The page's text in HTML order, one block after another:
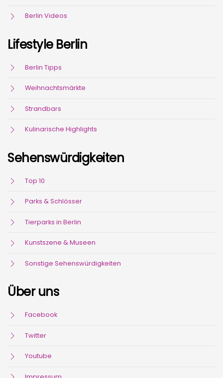
Berlin Videos
Lifestyle Berlin
Berlin Tipps
Weihnachtsmärkte
Strandbars
Kulinarische Highlights
Sehenswürdigkeiten
Top 10
Parks & Schlösser
Tierparks in Berlin
Kunstszene & Museen
Sonstige Sehenswürdigkeiten
Über uns
Facebook
Twitter
Youtube